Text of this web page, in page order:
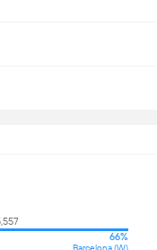
66%
Barcelona (W)